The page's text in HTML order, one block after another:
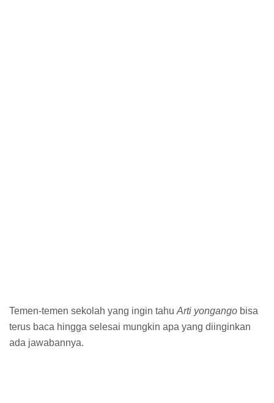
Temen-temen sekolah yang ingin tahu Arti yongango bisa
terus baca hingga selesai mungkin apa yang diinginkan
ada jawabannya.